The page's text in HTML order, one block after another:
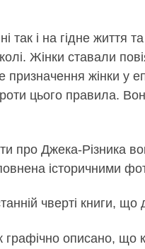
так і на гідне
Жінки ставали
призначення жінки у
цього правила.
про Джека-Різника
історичними
чверті книги,
графічно описано,